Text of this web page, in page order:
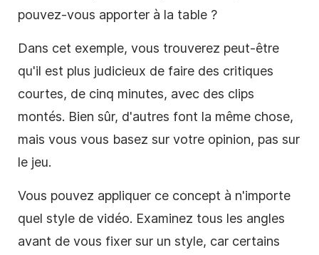
pouvez-vous apporter à la table ?
Dans cet exemple, vous trouverez peut-être
qu'il est plus judicieux de faire des critiques
courtes, de cinq minutes, avec des clips
montés. Bien sûr, d'autres font la même chose,
mais vous vous basez sur votre opinion, pas sur
le jeu.
Vous pouvez appliquer ce concept à n'importe
quel style de vidéo. Examinez tous les angles
avant de vous fixer sur un style, car certains